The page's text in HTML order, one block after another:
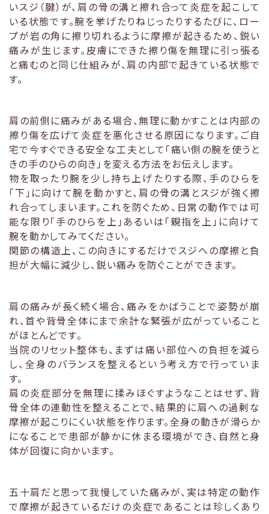
いスジ（腱）が、肩の骨の溝と擦れ合って炎症を起こして
いる状態です。腕を挙げたりねじったりするたびに、ロー
プが岩の角に擦り切れるように摩擦が起きるため、鋭い
痛みが生じます。皮膚にできた擦り傷を無理に引っ張る
と痛むのと同じ仕組みが、肩の内部で起きている状態で
す。
肩の前側に痛みがある場合、無理に動かすことは内部の
擦り傷を広げて炎症を悪化させる原因になります。ご自
宅で今すぐできる安全な工夫として「痛い側の腕を使うと
きの手のひらの向き」を変える方法をお伝えします。
物を取ったり腕を少し持ち上げたりする際、手のひらを
「下」に向けて腕を動かすと、肩の骨の溝とスジが強く擦
れ合ってしまいます。これを防ぐため、日常の動作では可
能な限り「手のひらを上」あるいは「親指を上」に向けて
腕を動かしてみてください。
関節の構造上、この向きにするだけでスジへの摩擦と負
担が大幅に減少し、鋭い痛みを防ぐことができます。
肩の痛みが長く続く場合、痛みをかばうことで姿勢が崩
れ、首や背骨全体にまで余計な緊張が広がっていること
がほとんどです。
当院のリセット整体も、まずは痛い部位への負担を減ら
し、全身のバランスを整えるという考え方で行っていま
す。
肩の炎症部分を無理に揉みほぐすようなことはせず、背
骨全体の連動性を整えることで、結果的に肩への過剰な
摩擦が起こりにくい状態を作ります。全身の動きが滑らか
になることで患部が静かに休まる環境ができ、自然と身
体が回復に向かいます。
五十肩だと思って我慢していた痛みが、実は特定の動作
で摩擦が起きているだけの炎症であることは珍しくあり